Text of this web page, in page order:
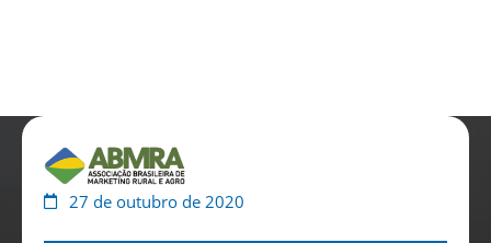
27 de outubro de 2020